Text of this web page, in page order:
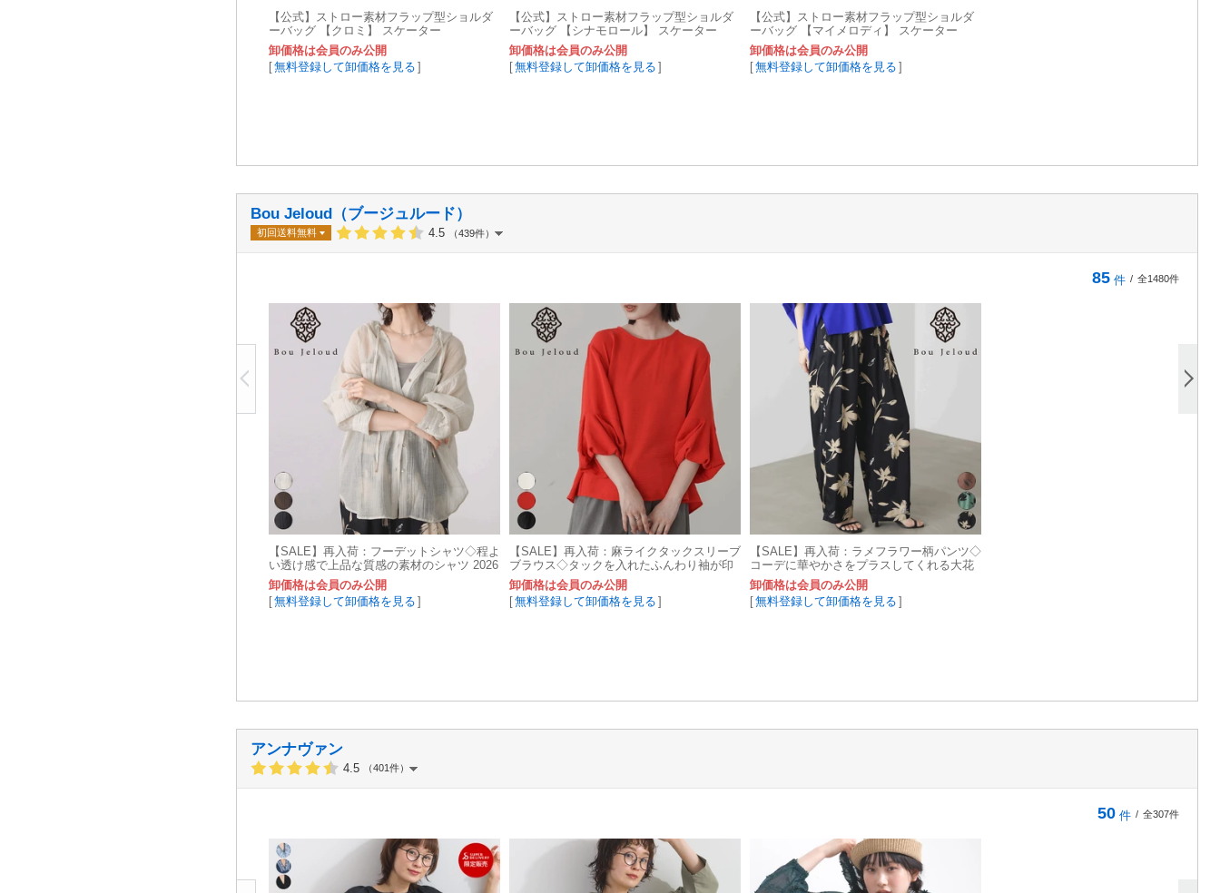
【公式】ストロー素材フラップ型ショルダ
ーバッグ 【クロミ】 スケーター
卸価格は会員のみ公開
[無料登録して卸価格を見る ]
【公式】ストロー素材フラップ型ショルダ
ーバッグ 【シナモロール】 スケーター
卸価格は会員のみ公開
[無料登録して卸価格を見る ]
【公式】ストロー素材フラップ型ショルダ
ーバッグ 【マイメロディ】 スケーター
卸価格は会員のみ公開
[無料登録して卸価格を見る ]
Bou Jeloud（ブージュルード）
初回送料無料 4.5 （439件）
85 件 / 全1480件
【SALE】再入荷：フーデットシャツ◇程よ
い透け感で上品な質感の素材のシャツ 2026
新作
卸価格は会員のみ公開
[無料登録して卸価格を見る ]
【SALE】再入荷：麻ライクタックスリーブ
ブラウス◇タックを入れたふんわり袖が印
象的 2026新作
卸価格は会員のみ公開
[無料登録して卸価格を見る ]
【SALE】再入荷：ラメフラワー柄パンツ◇
コーデに華やかさをプラスしてくれる大花
柄 2026新作
卸価格は会員のみ公開
[無料登録して卸価格を見る ]
アンナヴァン
4.5 （401件）
50 件 / 全307件